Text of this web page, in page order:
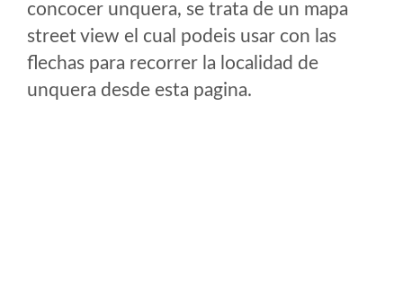
concocer unquera, se trata de un mapa
street view el cual podeis usar con las
flechas para recorrer la localidad de
unquera desde esta pagina.